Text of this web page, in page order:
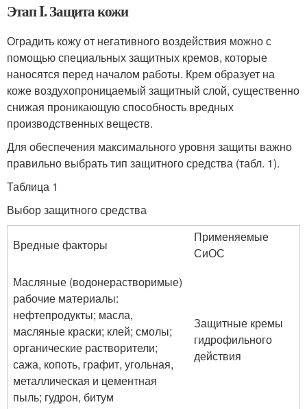
Этап I. Защита кожи
Оградить кожу от негативного воздействия можно с
помощью специальных защитных кремов, которые
наносятся перед началом работы. Крем образует на
коже воздухопроницаемый защитный слой, существенно
снижая проникающую способность вредных
производственных веществ.
Для обеспечения максимального уровня защиты важно
правильно выбрать тип защитного средства (табл. 1).
Таблица 1
Выбор защитного средства
Вредные факторы
Применяемые
СиОС
Масляные (водонерастворимые)
рабочие материалы:
нефтепродукты; масла,
масляные краски; клей; смолы;
органические растворители;
сажа, копоть, графит, угольная,
металлическая и цементная
пыль; гудрон, битум
Защитные кремы
гидрофильного
действия